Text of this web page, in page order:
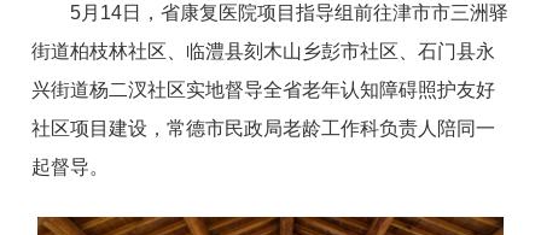
5月14日，省康复医院项目指导组前往津市市三洲驿
街道柏枝林社区、临澧县刻木山乡彭市社区、石门县永
兴街道杨二汊社区实地督导全省老年认知障碍照护友好
社区项目建设，常德市民政局老龄工作科负责人陪同一
起督导。